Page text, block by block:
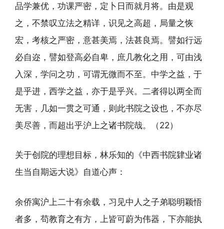
品学兼优，功课严密，定卜日而就月将。由是观
之，不禁叹立法之精详，识见之高超，局量之恢
宏，考核之严密，意甚美焉，法甚良焉。譬如行远
必自迩，譬如登高必自卑，庶几教化之用，可由浅
入深，学问之功，可谓无微而不至。中学之益，于
是乎进，西学之益，亦于是乎兴。二者得以两全而
无害，几如一贯之可通，则此书院之设也，不亦尽
美尽善，而超出乎沪上之诸书院哉。（22）
关于创院的理想目标，林乐知的《中西书院肄业诸
生当自期远大说》自道心声：
余侨寓沪上二十有余载，习见中人之子弟聪明颖悟
者多，苟教育之有方，上皆可蔚为伟器，下亦能执